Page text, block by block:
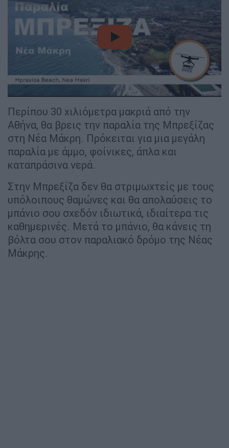
video
Περίπου 30 χιλιόμετρα μακριά από την
Αθήνα, θα βρεις την παραλία της Μπρεξίζας
στη Νέα Μάκρη. Πρόκειται για μια μεγάλη
παραλία με άμμο, φοίνικες, άπλα και
καταπράσινα νερά.
Στην Μπρεξίζα δεν θα στριμωχτείς με τους
υπόλοιπους θαμώνες και θα απολαύσεις το
μπάνιο σου σχεδόν ιδιωτικά, ιδιαίτερα τις
καθημερινές. Μετά το μπάνιο, θα κάνεις τη
βόλτα σου στον παραλιακό δρόμο της Νέας
Μάκρης.